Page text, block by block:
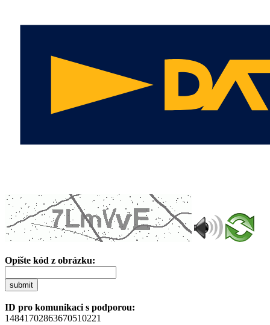
Opište kód z obrázku:
submit
ID pro komunikaci s podporou:
14841702863670510221